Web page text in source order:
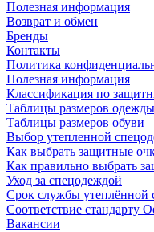
Полезная информация
Возврат и обмен
Бренды
Контакты
Политика
Полезная информация
Классификация по
Таблицы размеров одежды
Таблицы размеров обуви
Выбор утепленной
Как выбрать защитные
Как правильно выбрать
Уход за спецодеждой
Срок службы утеплённой
Соответствие стандарту
Вакансии